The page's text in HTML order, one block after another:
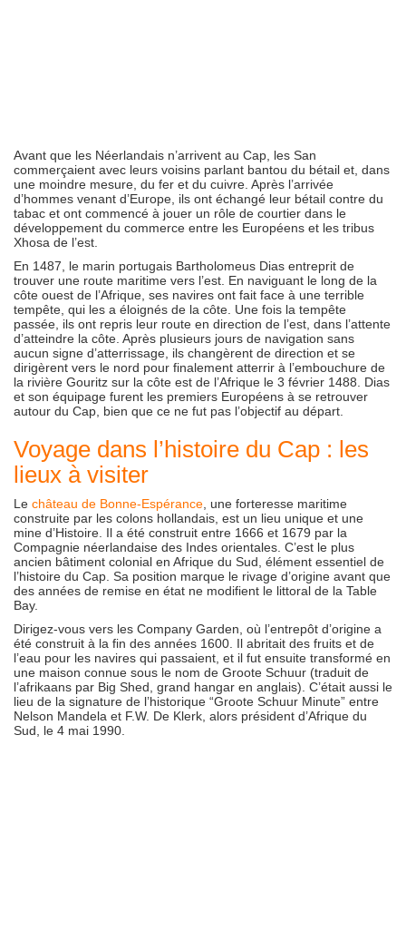
Avant que les Néerlandais n’arrivent au Cap, les San
commerçaient avec leurs voisins parlant bantou du bétail et, dans
une moindre mesure, du fer et du cuivre. Après l’arrivée
d’hommes venant d’Europe, ils ont échangé leur bétail contre du
tabac et ont commencé à jouer un rôle de courtier dans le
développement du commerce entre les Européens et les tribus
Xhosa de l’est.
En 1487, le marin portugais Bartholomeus Dias entreprit de
trouver une route maritime vers l’est. En naviguant le long de la
côte ouest de l’Afrique, ses navires ont fait face à une terrible
tempête, qui les a éloignés de la côte. Une fois la tempête
passée, ils ont repris leur route en direction de l’est, dans l’attente
d’atteindre la côte. Après plusieurs jours de navigation sans
aucun signe d’atterrissage, ils changèrent de direction et se
dirigèrent vers le nord pour finalement atterrir à l’embouchure de
la rivière Gouritz sur la côte est de l’Afrique le 3 février 1488. Dias
et son équipage furent les premiers Européens à se retrouver
autour du Cap, bien que ce ne fut pas l’objectif au départ.
Voyage dans l’histoire du Cap : les
lieux à visiter
Le château de Bonne-Espérance , une forteresse maritime
construite par les colons hollandais, est un lieu unique et une
mine d’Histoire. Il a été construit entre 1666 et 1679 par la
Compagnie néerlandaise des Indes orientales. C’est le plus
ancien bâtiment colonial en Afrique du Sud, élément essentiel de
l’histoire du Cap. Sa position marque le rivage d’origine avant que
des années de remise en état ne modifient le littoral de la Table
Bay.
Dirigez-vous vers les Company Garden, où l’entrepôt d’origine a
été construit à la fin des années 1600. Il abritait des fruits et de
l’eau pour les navires qui passaient, et il fut ensuite transformé en
une maison connue sous le nom de Groote Schuur (traduit de
l’afrikaans par Big Shed, grand hangar en anglais). C’était aussi le
lieu de la signature de l’historique “Groote Schuur Minute” entre
Nelson Mandela et F.W. De Klerk, alors président d’Afrique du
Sud, le 4 mai 1990.